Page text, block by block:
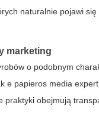
naturalnie pojawi się
marketing
o podobnym
e papieros media expert
obejmują